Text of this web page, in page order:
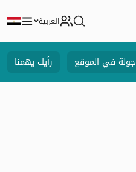
العربية
جولة في الموقع رأيك يهمنا